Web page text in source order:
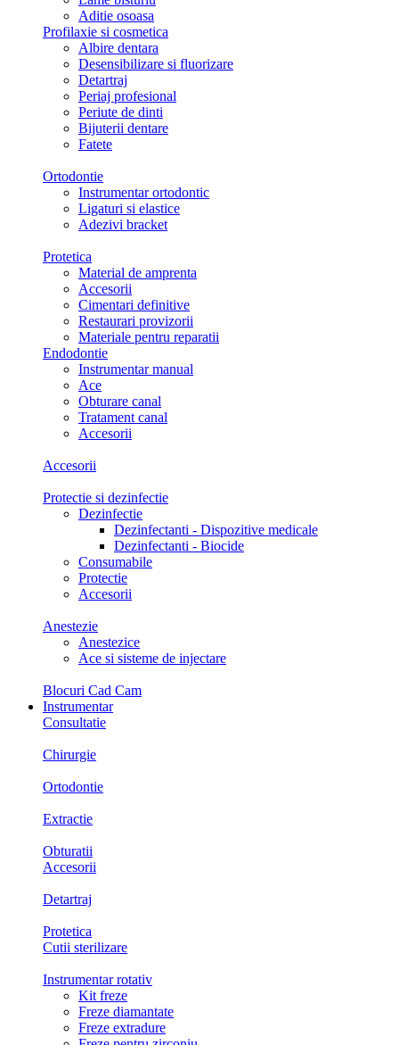
Aditie osoasa
Profilaxie si cosmetica
Albire dentara
Desensibilizare si fluorizare
Detartraj
Periaj profesional
Periute de dinti
Bijuterii dentare
Fatete
Ortodontie
Instrumentar ortodontic
Ligaturi si elastice
Adezivi bracket
Protetica
Material de amprenta
Accesorii
Cimentari definitive
Restaurari provizorii
Materiale pentru reparatii
Endodontie
Instrumentar manual
Ace
Obturare canal
Tratament canal
Accesorii
Accesorii
Protectie si dezinfectie
Dezinfectie
Dezinfectanti - Dispozitive medicale
Dezinfectanti - Biocide
Consumabile
Protectie
Accesorii
Anestezie
Anestezice
Ace si sisteme de injectare
Blocuri Cad Cam
Instrumentar
Consultatie
Chirurgie
Ortodontie
Extractie
Obturatii
Accesorii
Detartraj
Protetica
Cutii sterilizare
Instrumentar rotativ
Kit freze
Freze diamantate
Freze extradure